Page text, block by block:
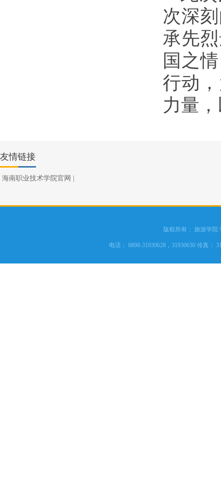
次深
承先
国之
行动
力量
友情链接
海南职业技术学院官网
版权所有： 旅游学院
电话： 0898-31930628，31930630 传真：